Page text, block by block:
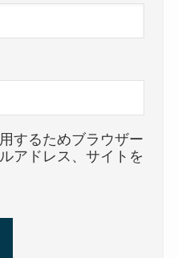
するためブラウザー
アドレス、サイトを